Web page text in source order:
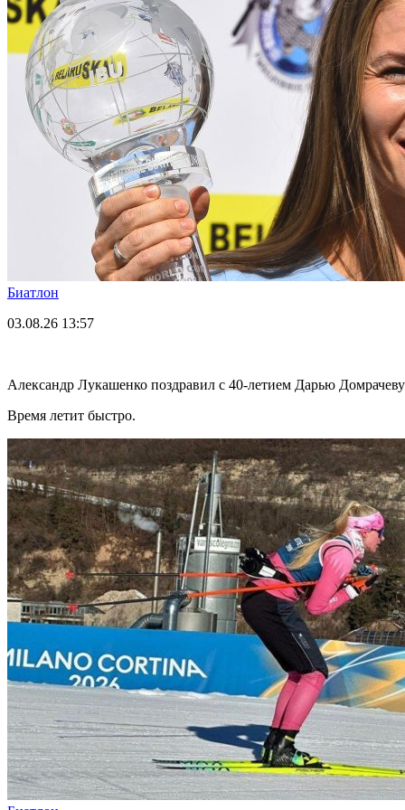
Биатлон
03.08.26 13:57
Александр Лукашенко поздравил с 40-летием Дарью Домрачеву
Время летит быстро.